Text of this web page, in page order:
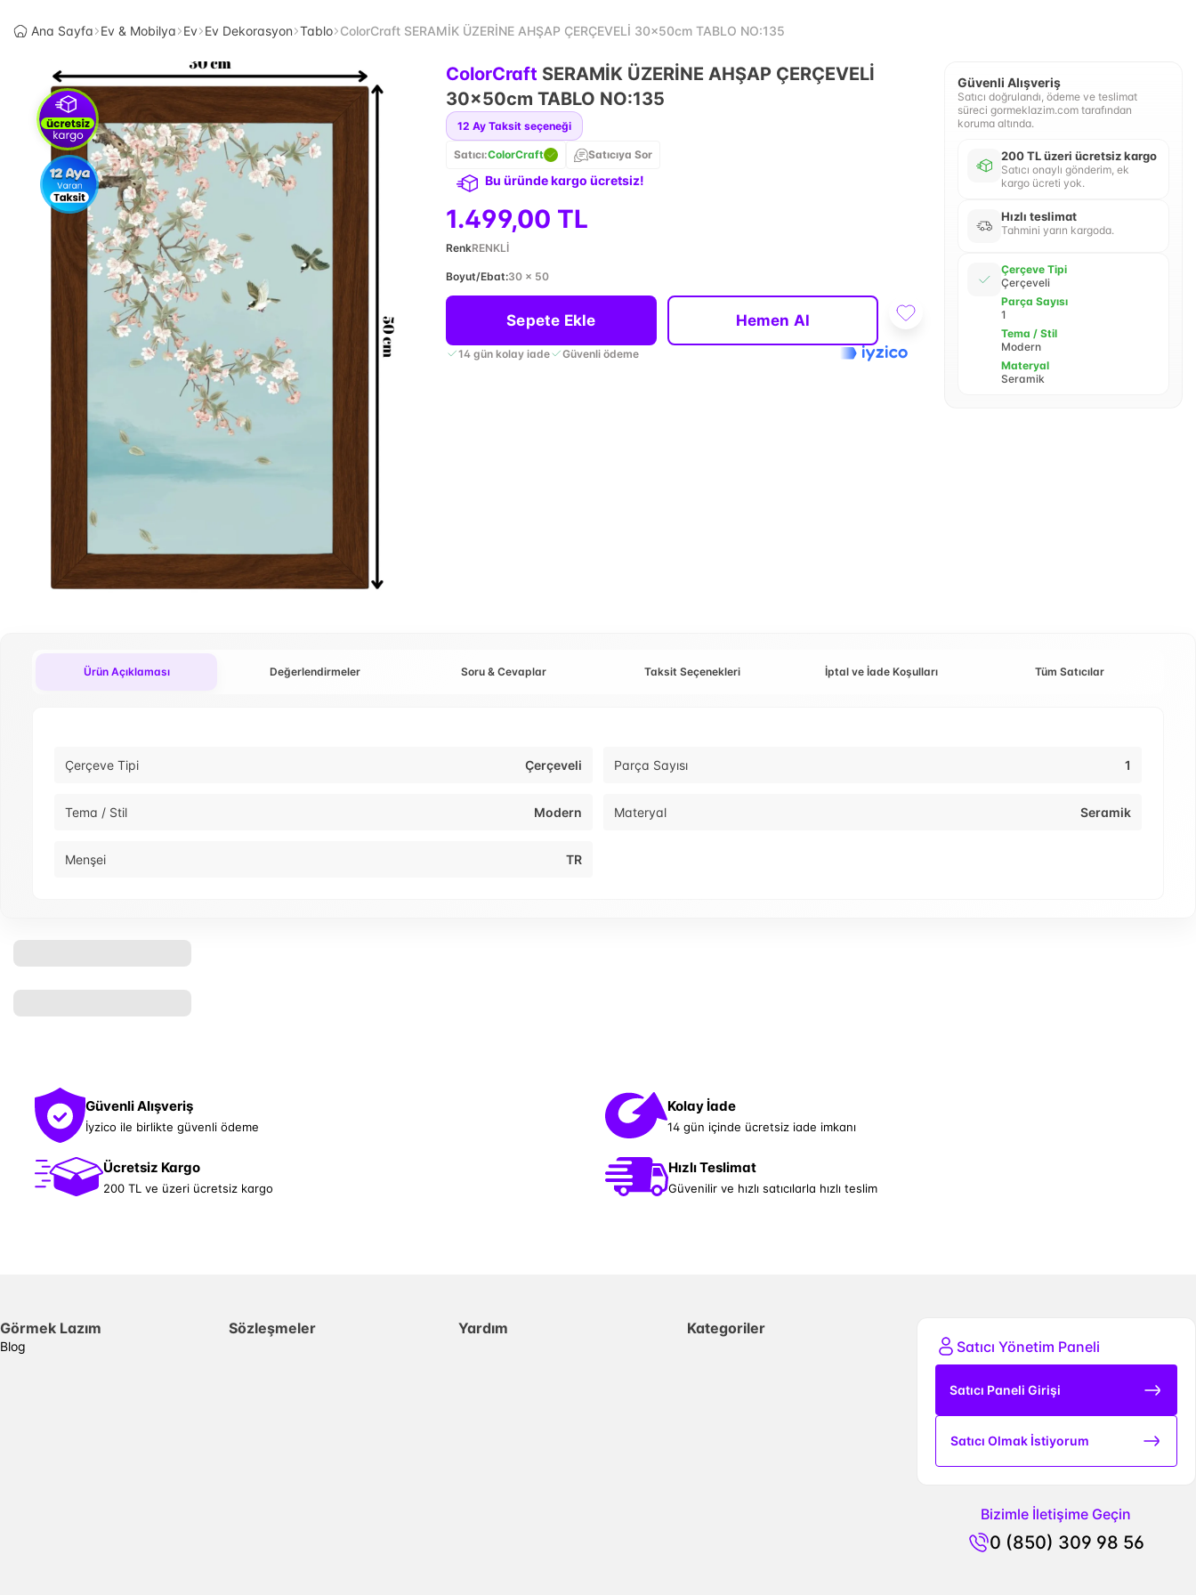
Ana Sayfa Ev & Mobilya Ev Ev Dekorasyon Tablo ColorCraft SERAMİK ÜZERİNE AHŞAP ÇERÇEVELİ 30x50cm TABLO NO:135
ColorCraft SERAMİK ÜZERİNE AHŞAP ÇERÇEVELİ
30x50cm TABLO NO:135
12 Ay Taksit seçeneği
Satıcı:ColorCraft Satıcıya Sor
Bu üründe kargo ücretsiz!
1.499,00 TL
RenkRENKLİ
Boyut/Ebat:30 x 50
Sepete Ekle Hemen Al
14 gün kolay iade Güvenli ödeme
Güvenli Alışveriş
Satıcı doğrulandı, ödeme ve teslimat
süreci gormeklazim.com tarafından
koruma altında.
200 TL üzeri ücretsiz kargo
Satıcı onaylı gönderim, ek
kargo ücreti yok.
Hızlı teslimat
Tahmini yarın kargoda.
Çerçeve Tipi
Çerçeveli
Parça Sayısı
1
Tema / Stil
Modern
Materyal
Seramik
Ürün Açıklaması Değerlendirmeler Soru & Cevaplar Taksit Seçenekleri İptal ve İade Koşulları Tüm Satıcılar
Çerçeve Tipi Çerçeveli Parça Sayısı 1
Tema / Stil Modern Materyal Seramik
Menşei TR
Güvenli Alışveriş
İyzico ile birlikte güvenli ödeme
Kolay İade
14 gün içinde ücretsiz iade imkanı
Ücretsiz Kargo
200 TL ve üzeri ücretsiz kargo
Hızlı Teslimat
Güvenilir ve hızlı satıcılarla hızlı teslim
Görmek Lazım
Blog
Sözleşmeler Yardım
Kategoriler
Satıcı Yönetim Paneli
Satıcı Paneli Girişi
Satıcı Olmak İstiyorum
Bizimle İletişime Geçin
0 (850) 309 98 56